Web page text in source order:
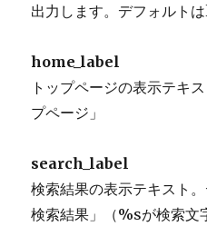
出力します。デフォルト
home_label
トップページの表示テキ
プページ」
search_label
検索結果の表示テキスト
検索結果」（%sが検索文